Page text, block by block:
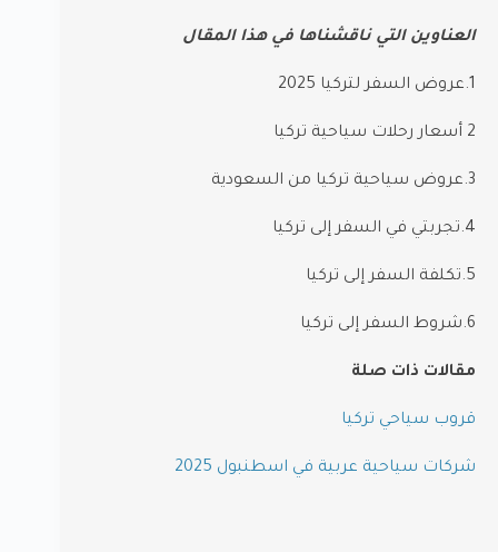
العناوين التي ناقشناها في هذا المقال
1.عروض السفر لتركيا 2025
2 أسعار رحلات سياحية تركيا
3.عروض سياحية تركيا من السعودية
4.تجربتي في السفر إلى تركيا
5.تكلفة السفر إلى تركيا
6.شروط السفر إلى تركيا
مقالات ذات صلة
قروب سياحي تركيا
شركات سياحية عربية في اسطنبول 2025